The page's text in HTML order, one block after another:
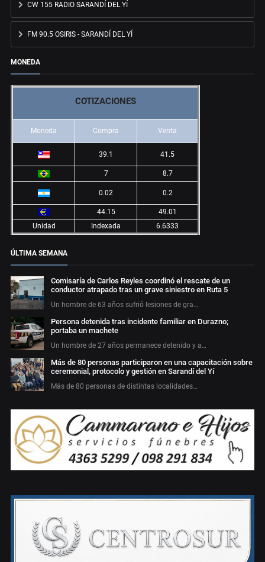
CW 155 RADIO SARANDÍ DEL YÍ
FM 90.5 OSIRIS - SARANDÍ DEL YÍ
MONEDA
COTIZACIONES
Moneda Compra Venta
39.1 41.5
7 8.7
0.02 0.2
44.15
49.01
Unidad
Indexada 6.6333
ÚLTIMA SEMANA
Comisaría de Carlos Reyles coordinó el rescate de un
conductor atrapado tras un grave siniestro en Ruta 5
Un hombre de 63 años sufrió lesiones de gra…
Persona detenida tras incidente familiar en Durazno;
portaba un machete
Un hombre de 27 años permanece detenido y a…
Más de 80 personas participaron en una capacitación sobre
ceremonial, protocolo y gestión en Sarandí del Yí
Más de 80 personas de distintas localidades…